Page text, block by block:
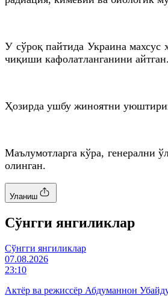
У сўроқ пайтида Украина махсус
чиқиши кафолатланганини айтган.
Ҳозирда ушбу жиноятни
Маълумотларга кўра, генерални
олинган.
Уланиш
Cўнгги янгиликлар
Cўнгги янгиликлар
07.08.2026
23:10
Актёр ва режиссёр Абдуманнон